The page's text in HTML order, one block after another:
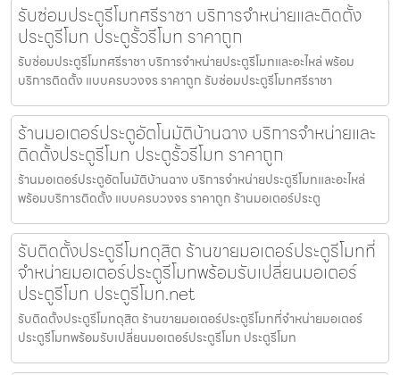
รับซ่อมประตูรีโมทศรีราชา บริการจำหน่ายและติดตั้ง
ประตูรีโมท ประตูรั้วรีโมท ราคาถูก
รับซ่อมประตูรีโมทศรีราชา บริการจำหน่ายประตูรีโมทและอะไหล่ พร้อม
บริการติดตั้ง แบบครบวงจร ราคาถูก รับซ่อมประตูรีโมทศรีราชา
ร้านมอเตอร์ประตูอัตโนมัติบ้านฉาง บริการจำหน่ายและ
ติดตั้งประตูรีโมท ประตูรั้วรีโมท ราคาถูก
ร้านมอเตอร์ประตูอัตโนมัติบ้านฉาง บริการจำหน่ายประตูรีโมทและอะไหล่
พร้อมบริการติดตั้ง แบบครบวงจร ราคาถูก ร้านมอเตอร์ประตู
รับติดตั้งประตูรีโมทดุสิต ร้านขายมอเตอร์ประตูรีโมทที่
จำหน่ายมอเตอร์ประตูรีโมทพร้อมรับเปลี่ยนมอเตอร์
ประตูรีโมท ประตูรีโมท.net
รับติดตั้งประตูรีโมทดุสิต ร้านขายมอเตอร์ประตูรีโมทที่จำหน่ายมอเตอร์
ประตูรีโมทพร้อมรับเปลี่ยนมอเตอร์ประตูรีโมท ประตูรีโมท